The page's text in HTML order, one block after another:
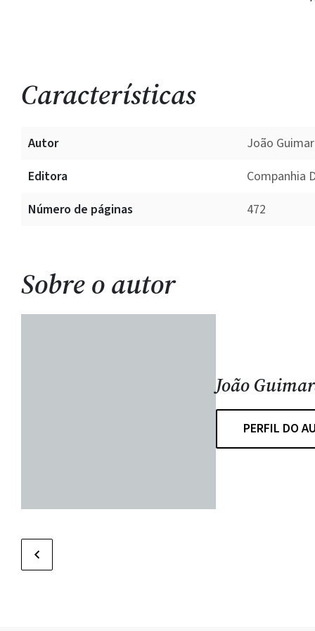
Características
Autor
João
Editora
Companhia
Número de páginas
472
Sobre o autor
João
PERFIL DO